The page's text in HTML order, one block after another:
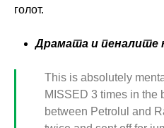
голот.
Драмата и пеналите
This is absolutely
MISSED 3 times in the
between Petrolul and